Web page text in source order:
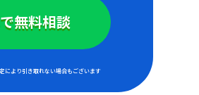
無料相談
により引き取れない場合もございます